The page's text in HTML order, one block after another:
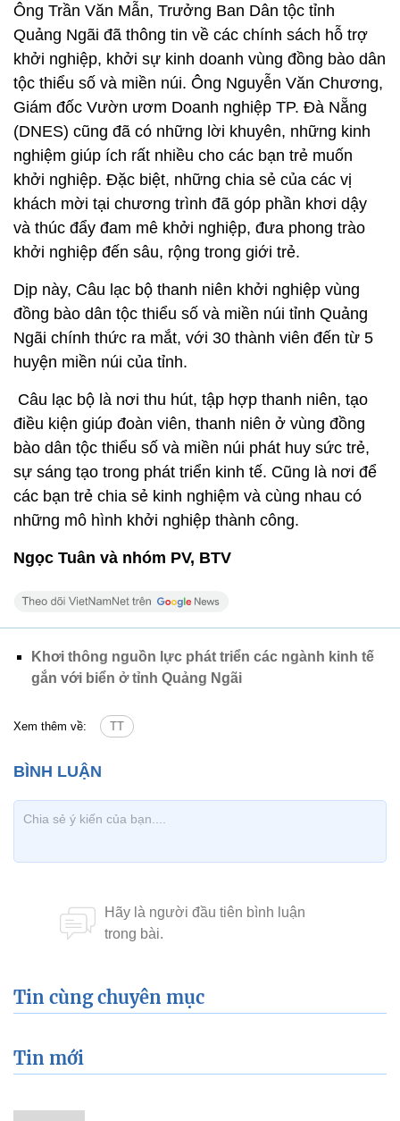
Ông Trần Văn Mẫn, Trưởng Ban Dân tộc tỉnh
Quảng Ngãi đã thông tin về các chính sách hỗ trợ
khởi nghiệp, khởi sự kinh doanh vùng đồng bào dân
tộc thiểu số và miền núi. Ông Nguyễn Văn Chương,
Giám đốc Vườn ươm Doanh nghiệp TP. Đà Nẵng
(DNES) cũng đã có những lời khuyên, những kinh
nghiệm giúp ích rất nhiều cho các bạn trẻ muốn
khởi nghiệp. Đặc biệt, những chia sẻ của các vị
khách mời tại chương trình đã góp phần khơi dậy
và thúc đẩy đam mê khởi nghiệp, đưa phong trào
khởi nghiệp đến sâu, rộng trong giới trẻ.
Dịp này, Câu lạc bộ thanh niên khởi nghiệp vùng
đồng bào dân tộc thiểu số và miền núi tỉnh Quảng
Ngãi chính thức ra mắt, với 30 thành viên đến từ 5
huyện miền núi của tỉnh.
Câu lạc bộ là nơi thu hút, tập hợp thanh niên, tạo
điều kiện giúp đoàn viên, thanh niên ở vùng đồng
bào dân tộc thiểu số và miền núi phát huy sức trẻ,
sự sáng tạo trong phát triển kinh tế. Cũng là nơi để
các bạn trẻ chia sẻ kinh nghiệm và cùng nhau có
những mô hình khởi nghiệp thành công.
Ngọc Tuân và nhóm PV, BTV
Khơi thông nguồn lực phát triển các ngành kinh tế
gắn với biển ở tỉnh Quảng Ngãi
Xem thêm về: TT
Tin cùng chuyên mục
Tin mới